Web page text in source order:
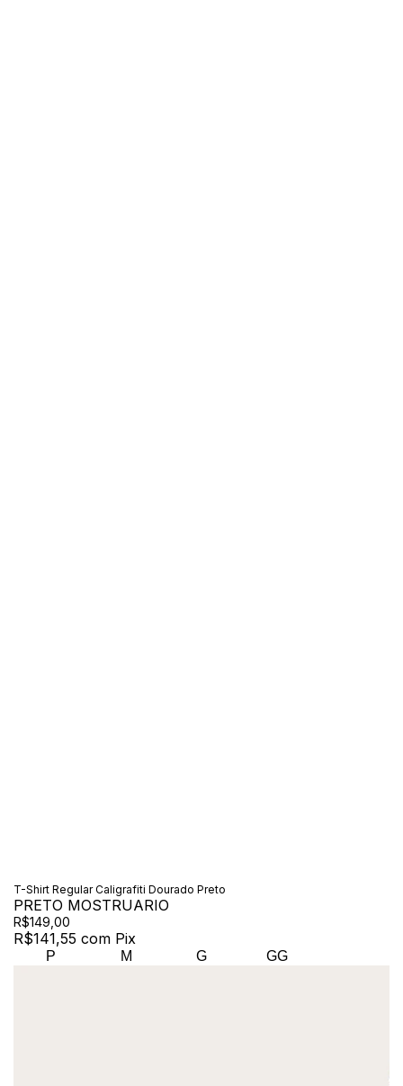
T-Shirt Regular Caligrafiti Dourado Preto
PRETO MOSTRUARIO
R$149,00
R$141,55 com Pix
P M G GG